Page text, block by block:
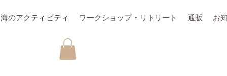
海のアクティビティ ワークショップ・リトリート 通販 お